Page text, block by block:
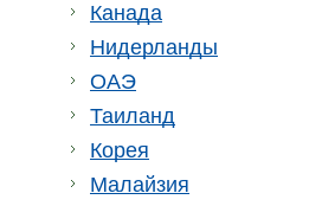
Канада
Нидерланды
ОАЭ
Таиланд
Корея
Малайзия